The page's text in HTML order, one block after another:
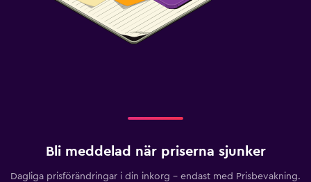
Bli meddelad när priserna sjunker
Dagliga prisförändringar i din inkorg – endast med Prisbevakning.